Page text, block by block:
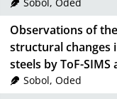
Sobol, Oded
Observations of
structural changes
steels by ToF-SIMS
Sobol, Oded